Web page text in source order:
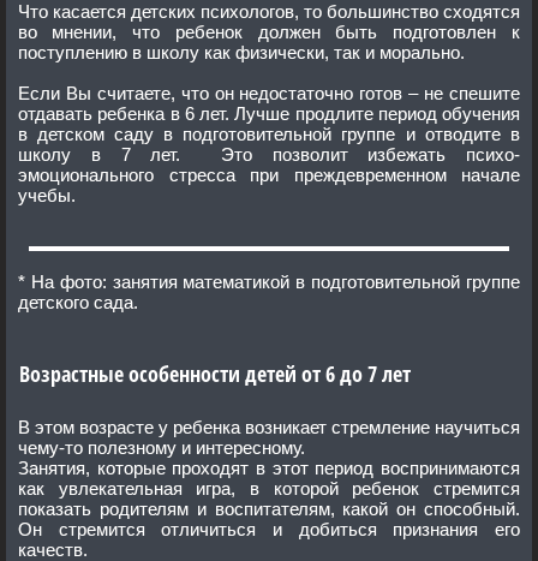
Что касается детских психологов, то большинство сходятся
во мнении, что ребенок должен быть подготовлен к
поступлению в школу как физически, так и морально.
Если Вы считаете, что он недостаточно готов – не спешите
отдавать ребенка в 6 лет. Лучше продлите период обучения
в детском саду в подготовительной группе и отводите в
школу в 7 лет. Это позволит избежать психо-
эмоционального стресса при преждевременном начале
учебы.
* На фото: занятия математикой в подготовительной группе
детского сада.
Возрастные особенности детей от 6 до 7 лет
В этом возрасте у ребенка возникает стремление научиться
чему-то полезному и интересному.
Занятия, которые проходят в этот период воспринимаются
как увлекательная игра, в которой ребенок стремится
показать родителям и воспитателям, какой он способный.
Он стремится отличиться и добиться признания его
качеств.